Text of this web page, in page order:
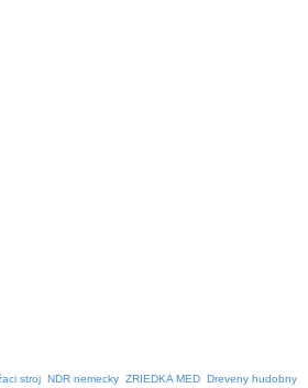
stroj NDR nemecky ZRIEDKA MED Dreveny hudobny